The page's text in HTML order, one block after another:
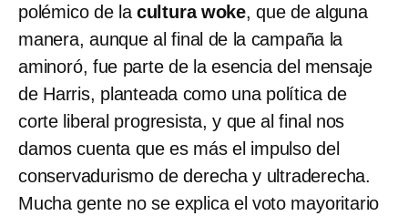
polémico de la cultura woke, que de alguna
manera, aunque al final de la campaña la
aminoró, fue parte de la esencia del mensaje
de Harris, planteada como una política de
corte liberal progresista, y que al final nos
damos cuenta que es más el impulso del
conservadurismo de derecha y ultraderecha.
Mucha gente no se explica el voto mayoritario